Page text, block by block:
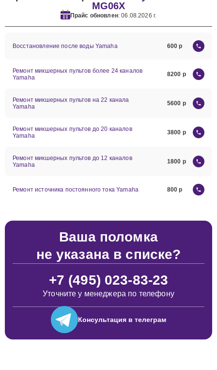
MG06X
Прайс обновлен: 06.08.2026 г.
Восстановление после воды Yamaha 600
Ремонт микшерных пультов более 24 каналов
Yamaha
8200
Ремонт микшерных пультов на 22 канала
Yamaha
5600
Ремонт микшерных пультов до 20 каналов
Yamaha
3800
Ремонт микшерных пультов до 12 каналов
Yamaha
1800
Ремонт источника постоянного тока Yamaha 800
Ваша поломка
не указана в списке?
+7 (495) 023-83-23
Уточните у менеджера по телефону
Консультация в телеграм